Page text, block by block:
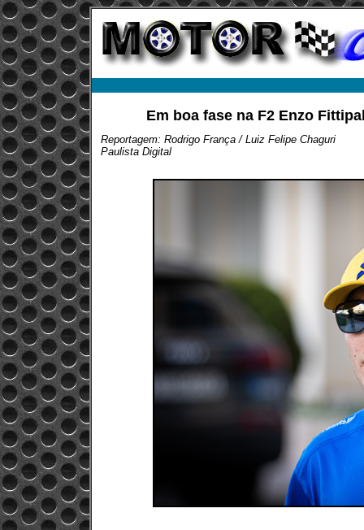
Em boa fase na F2 Enzo
Reportagem: Rodrigo França / Luiz Felipe Chaguri
Paulista Digital